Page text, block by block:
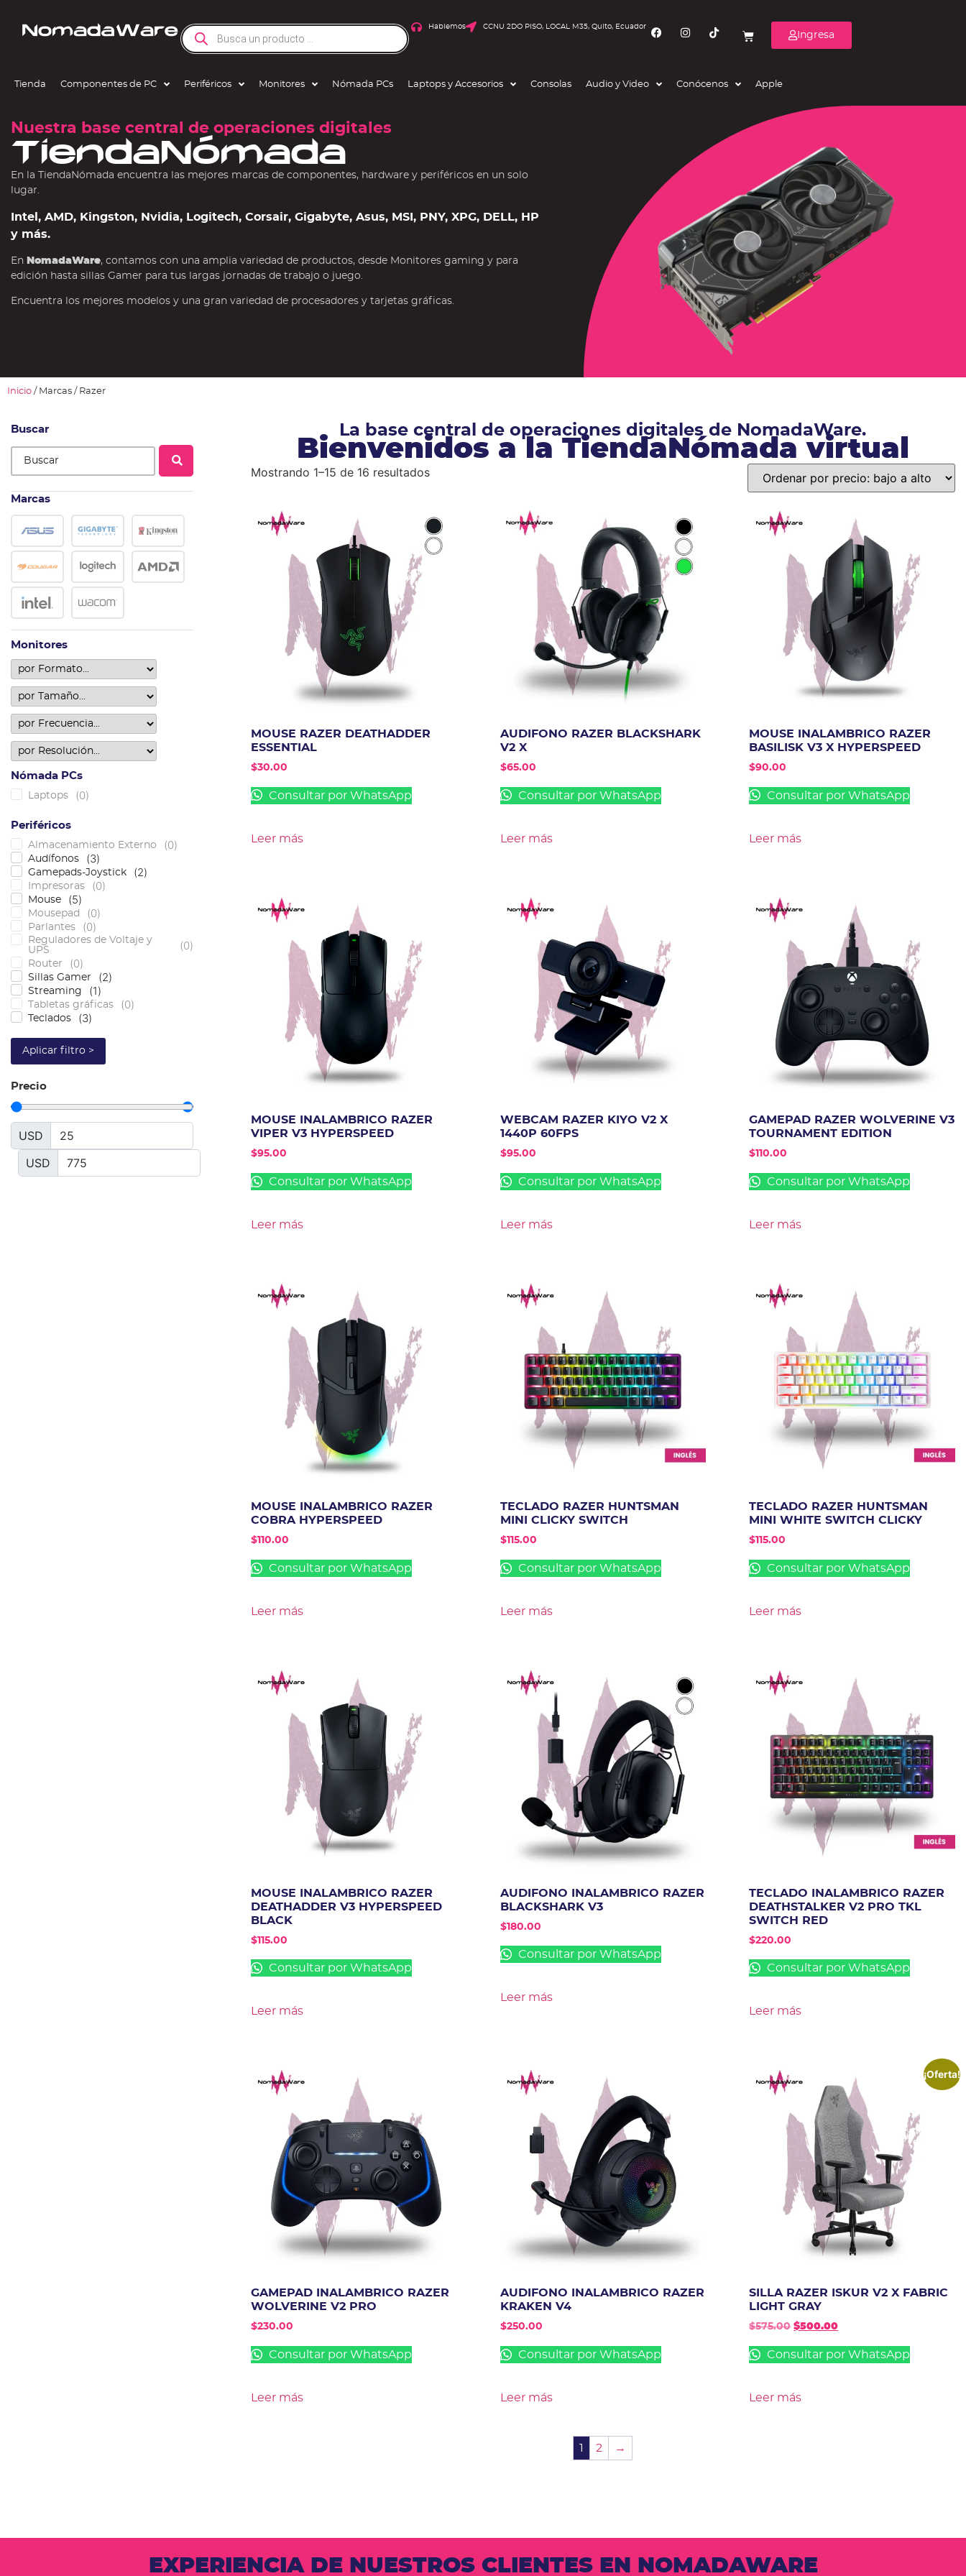
Hablemos CCNU 2DO PISO, LOCAL M35, Quito, Ecuador
Ingresa
Tienda Componentes de PC Periféricos Monitores Nómada PCs Laptops y Accesorios Consolas Audio y Video Conócenos Apple
Nuestra base central de operaciones digitales
TiendaNómada
En la TiendaNómada encuentra las mejores marcas de componentes, hardware y periféricos en un solo
lugar.
Intel, AMD, Kingston, Nvidia, Logitech, Corsair, Gigabyte, Asus, MSI, PNY, XPG, DELL, HP
y más.
En NomadaWare, contamos con una amplia variedad de productos, desde Monitores gaming y para
edición hasta sillas Gamer para tus largas jornadas de trabajo o juego.
Encuentra los mejores modelos y una gran variedad de procesadores y tarjetas gráficas.
Inicio / Marcas / Razer
Buscar
Marcas
Monitores
Nómada PCs
Laptops (0)
Periféricos
Almacenamiento Externo (0)
Audífonos (3)
Gamepads-Joystick (2)
Impresoras (0)
Mouse (5)
Mousepad (0)
Parlantes (0)
Reguladores de Voltaje y
UPS
(0)
Router (0)
Sillas Gamer (2)
Streaming (1)
Tabletas gráficas (0)
Teclados (3)
Aplicar filtro >
Precio
USD
USD
La base central de operaciones digitales de NomadaWare.
Bienvenidos a la TiendaNómada virtual
Mostrando 1–15 de 16 resultados
MOUSE RAZER DEATHADDER
ESSENTIAL
$30.00
Consultar por WhatsApp
Leer más
AUDIFONO RAZER BLACKSHARK
V2 X
$65.00
Consultar por WhatsApp
Leer más
MOUSE INALAMBRICO RAZER
BASILISK V3 X HYPERSPEED
$90.00
Consultar por WhatsApp
Leer más
MOUSE INALAMBRICO RAZER
VIPER V3 HYPERSPEED
$95.00
Consultar por WhatsApp
Leer más
WEBCAM RAZER KIYO V2 X
1440P 60FPS
$95.00
Consultar por WhatsApp
Leer más
GAMEPAD RAZER WOLVERINE V3
TOURNAMENT EDITION
$110.00
Consultar por WhatsApp
Leer más
MOUSE INALAMBRICO RAZER
COBRA HYPERSPEED
$110.00
Consultar por WhatsApp
Leer más
TECLADO RAZER HUNTSMAN
MINI CLICKY SWITCH
$115.00
Consultar por WhatsApp
Leer más
TECLADO RAZER HUNTSMAN
MINI WHITE SWITCH CLICKY
$115.00
Consultar por WhatsApp
Leer más
MOUSE INALAMBRICO RAZER
DEATHADDER V3 HYPERSPEED
BLACK
$115.00
Consultar por WhatsApp
Leer más
AUDIFONO INALAMBRICO RAZER
BLACKSHARK V3
$180.00
Consultar por WhatsApp
Leer más
TECLADO INALAMBRICO RAZER
DEATHSTALKER V2 PRO TKL
SWITCH RED
$220.00
Consultar por WhatsApp
Leer más
GAMEPAD INALAMBRICO RAZER
WOLVERINE V2 PRO
$230.00
Consultar por WhatsApp
Leer más
AUDIFONO INALAMBRICO RAZER
KRAKEN V4
$250.00
Consultar por WhatsApp
Leer más
¡Oferta!
SILLA RAZER ISKUR V2 X FABRIC
LIGHT GRAY
$575.00 $500.00
Consultar por WhatsApp
Leer más
1 2 →
EXPERIENCIA DE NUESTROS CLIENTES EN NOMADAWARE